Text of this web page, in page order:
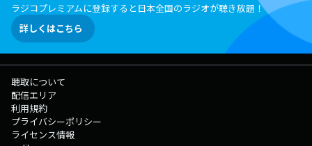
ラジコプレミアムに登録すると日本全国のラジオが聴き放題！
詳しくはこちら
聴取について
配信エリア
利用規約
プライバシーポリシー
ライセンス情報